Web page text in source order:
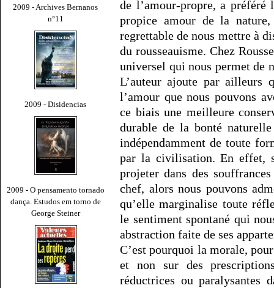
2009 - Archives Bernanos
n°11
2009 - Disidencias
2009 - O pensamento tornado
dança. Estudos em torno de
George Steiner
de l’amour-propre, a
propice amour de la
regrettable de nous mettre à
du rousseauisme. Chez
universel qui nous permet de
L’auteur ajoute par
l’amour que nous pouvons
ce biais une meilleure
durable de la bonté
indépendamment de toute
par la civilisation. En effet,
projeter dans des
chef, alors nous pouvons
qu’elle marginalise toute
le sentiment spontané qui
abstraction faite de ses
C’est pourquoi la morale,
et non sur des
réductrices ou paralysantes